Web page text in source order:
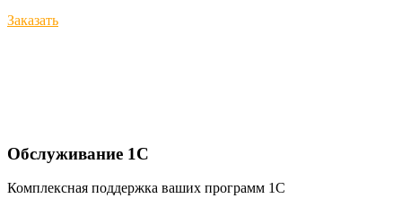
Заказать
Обслуживание 1С
Комплексная поддержка ваших программ 1С